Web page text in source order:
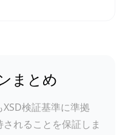
まとめ
検証基準に準拠
れることを保証しま